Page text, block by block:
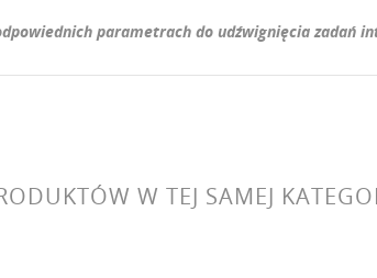
parametrach do udźwignięcia zadań
W TEJ SAMEJ